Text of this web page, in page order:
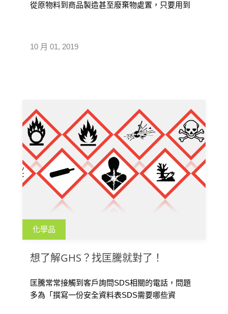
10 月 01, 2019
從原物料到商品製造甚至廢棄物處置，只要用到
化學品
想了解GHS？找匡騰就對了！
匡騰常常接觸到客戶詢問SDS相關的電話，問題
多為「撰寫一份安全資料表SDS需要哪些資